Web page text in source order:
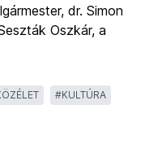
dr. Simon
Oszkár, a
#KULTÚRA